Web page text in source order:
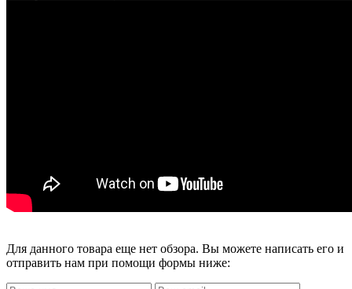
Для данного товара еще нет обзора. Вы можете написать его и
отправить нам при помощи формы ниже: